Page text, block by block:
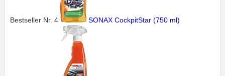
Bestseller Nr. 4 SONAX CockpitStar (750 ml)